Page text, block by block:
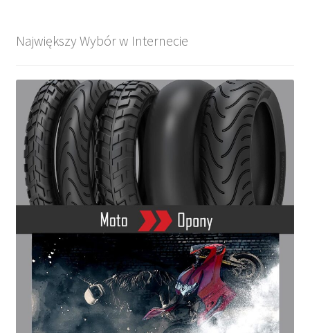
Największy Wybór w Internecie